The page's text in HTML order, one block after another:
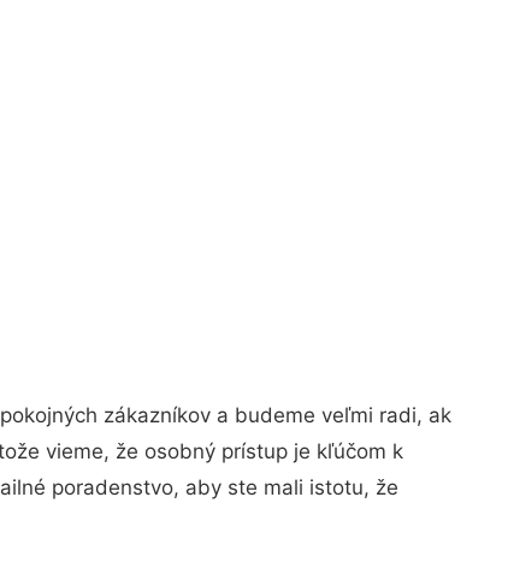
zákazníkov a budeme veľmi radi, ak
vieme, že osobný prístup je kľúčom k
poradenstvo, aby ste mali istotu, že